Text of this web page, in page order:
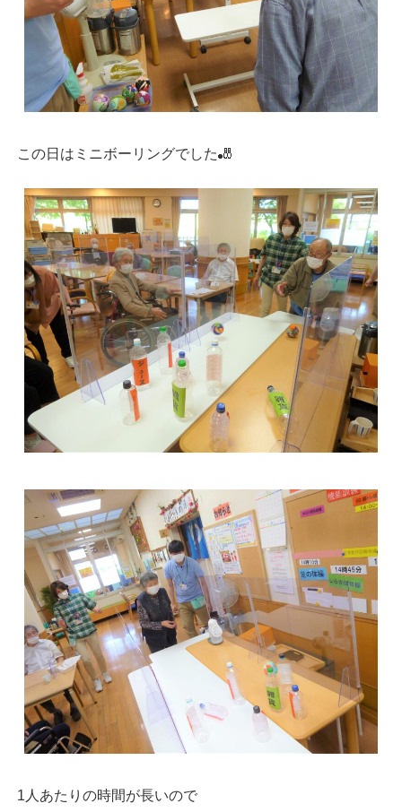
この日はミニボーリングでした🎳
1人あたりの時間が長いので